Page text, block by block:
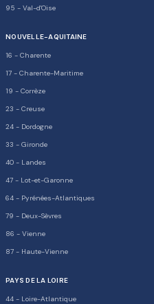
95 - Val-d'Oise
NOUVELLE-AQUITAINE
16 - Charente
17 - Charente-Maritime
19 - Corrèze
23 - Creuse
24 - Dordogne
33 - Gironde
40 - Landes
47 - Lot-et-Garonne
64 - Pyrénées-Atlantiques
79 - Deux-Sèvres
86 - Vienne
87 - Haute-Vienne
PAYS DE LA LOIRE
44 - Loire-Atlantique